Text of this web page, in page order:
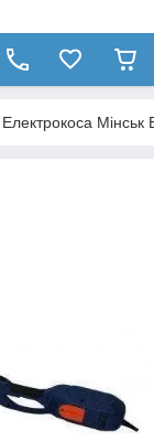
Електрокоса Мінськ